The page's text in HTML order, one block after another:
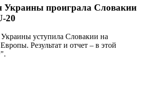
Украины проиграла Словакии
20
уступила Словакии на
Результат и отчет – в этой